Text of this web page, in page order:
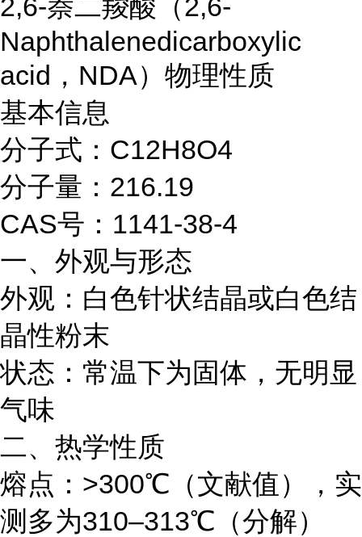
2,6-萘二羧酸（2,6-
Naphthalenedicarboxylic
acid，NDA）物理性质
基本信息
分子式：C12H8O4
分子量：216.19
CAS号：1141-38-4
一、外观与形态
外观：白色针状结晶或白色结
晶性粉末
状态：常温下为固体，无明显
气味
二、热学性质
熔点：>300℃（文献值），实
测多为310–313℃（分解）